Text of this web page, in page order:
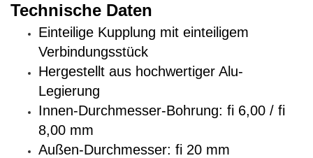
Technische Daten
Einteilige Kupplung mit einteiligem
Verbindungsstück
Hergestellt aus hochwertiger Alu-
Legierung
Innen-Durchmesser-Bohrung: fi 6,00 / fi
8,00 mm
Außen-Durchmesser: fi 20 mm